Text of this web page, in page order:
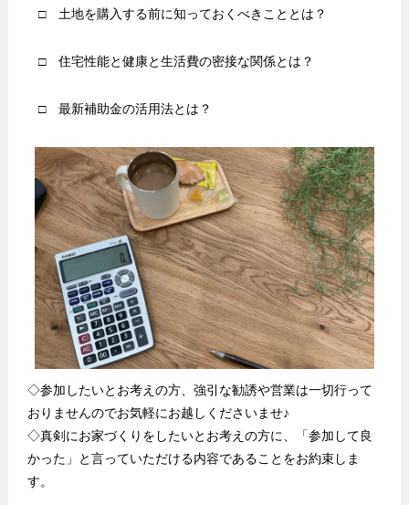
□ 土地を購入する前に知っておくべきこととは？
□ 住宅性能と健康と生活費の密接な関係とは？
□ 最新補助金の活用法とは？
◇参加したいとお考えの方、強引な勧誘や営業は一切行って
おりませんのでお気軽にお越しくださいませ♪
◇真剣にお家づくりをしたいとお考えの方に、「参加して良
かった」と言っていただける内容であることをお約束しま
す。